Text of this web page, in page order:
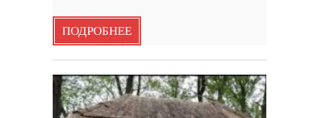
ПОДРОБНЕЕ